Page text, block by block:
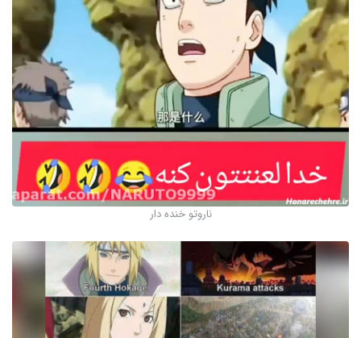
ناروتو خنده دار